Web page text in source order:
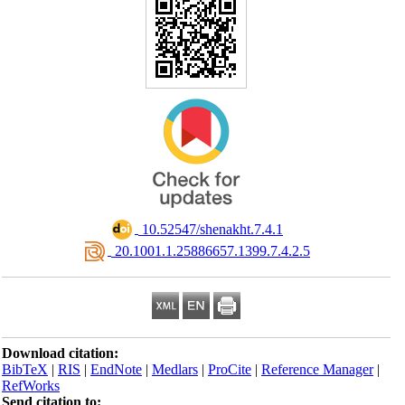
‎ 10.52547/shenakht.7.4.1
‎ 20.1001.1.25886657.1399.7.4.2.5
Download citation:
BibTeX|RIS|EndNote|Medlars|ProCite|Reference Manager
RefWorks
Send citation to: